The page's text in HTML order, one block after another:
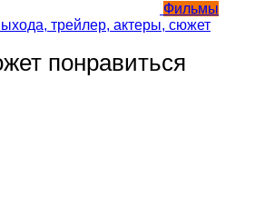
Фильмы
трейлер, актеры, сюжет
понравиться